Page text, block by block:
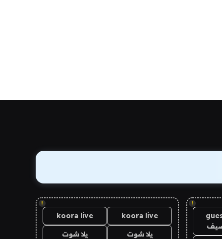
!
!
koora live
koora live
يلا شوت يلا شوت